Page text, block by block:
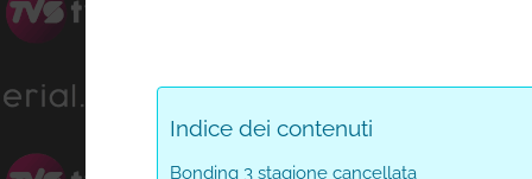
Indice dei contenuti
Bonding 3 stagione cancellata